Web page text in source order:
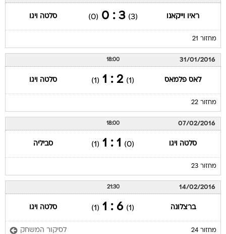
ראיו וייקאנו (3)
3 : 0
(0) סלטה ויגו
מחזור 21
31/01/2016
18:00
לאס פלמאס (1)
2 : 1
(1) סלטה ויגו
מחזור 22
07/02/2016
18:00
סלטה ויגו (0)
1 : 1
(1) סביליה
מחזור 23
14/02/2016
21:30
ברצלונה (1)
6 : 1
(1) סלטה ויגו
מחזור 24 לסיקור המשחק